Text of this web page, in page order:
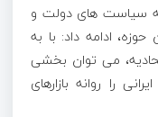
به سیاست های دولت و
ادامه داد: با به
می توان بخشی
را روانه بازارهای